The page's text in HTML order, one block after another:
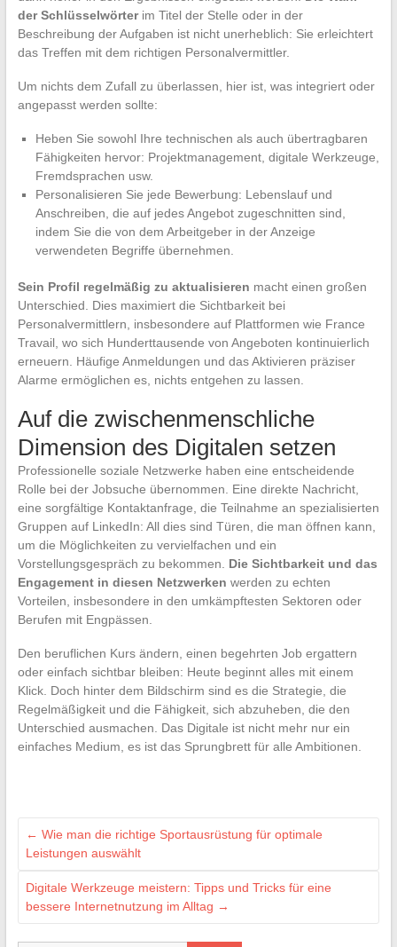
der Schlüsselwörterim Titel der Stelle oder in der
Beschreibung der Aufgaben ist nicht unerheblich: Sie erleichtert
das Treffen mit dem richtigen Personalvermittler.
Um nichts dem Zufall zu überlassen, hier ist, was integriert oder
angepasst werden sollte:
Heben Sie sowohl Ihre technischen als auch übertragbaren
Fähigkeiten hervor: Projektmanagement, digitale Werkzeuge,
Fremdsprachen usw.
Personalisieren Sie jede Bewerbung: Lebenslauf und
Anschreiben, die auf jedes Angebot zugeschnitten sind,
indem Sie die von dem Arbeitgeber in der Anzeige
verwendeten Begriffe übernehmen.
Sein Profil regelmäßig zu aktualisieren macht einen großen
Unterschied. Dies maximiert die Sichtbarkeit bei
Personalvermittlern, insbesondere auf Plattformen wie France
Travail, wo sich Hunderttausende von Angeboten kontinuierlich
erneuern. Häufige Anmeldungen und das Aktivieren präziser
Alarme ermöglichen es, nichts entgehen zu lassen.
Auf die zwischenmenschliche
Dimension des Digitalen setzen
Professionelle soziale Netzwerke haben eine entscheidende
Rolle bei der Jobsuche übernommen. Eine direkte Nachricht,
eine sorgfältige Kontaktanfrage, die Teilnahme an spezialisierten
Gruppen auf LinkedIn: All dies sind Türen, die man öffnen kann,
um die Möglichkeiten zu vervielfachen und ein
Vorstellungsgespräch zu bekommen. Die Sichtbarkeit und das
Engagement in diesen Netzwerken werden zu echten
Vorteilen, insbesondere in den umkämpftesten Sektoren oder
Berufen mit Engpässen.
Den beruflichen Kurs ändern, einen begehrten Job ergattern
oder einfach sichtbar bleiben: Heute beginnt alles mit einem
Klick. Doch hinter dem Bildschirm sind es die Strategie, die
Regelmäßigkeit und die Fähigkeit, sich abzuheben, die den
Unterschied ausmachen. Das Digitale ist nicht mehr nur ein
einfaches Medium, es ist das Sprungbrett für alle Ambitionen.
← Wie man die richtige Sportausrüstung für optimale
Leistungen auswählt
Digitale Werkzeuge meistern: Tipps und Tricks für eine
bessere Internetnutzung im Alltag →